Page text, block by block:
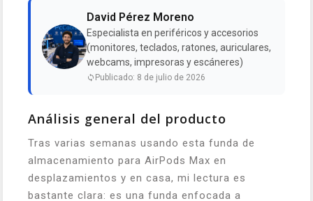
David Pérez Moreno
Especialista en periféricos y accesorios
(monitores, teclados, ratones, auriculares,
webcams, impresoras y escáneres)
Publicado: 8 de julio de 2026
Análisis general del producto
Tras varias semanas usando esta funda de
almacenamiento para AirPods Max en
desplazamientos y en casa, mi lectura es
bastante clara: es una funda enfocada a